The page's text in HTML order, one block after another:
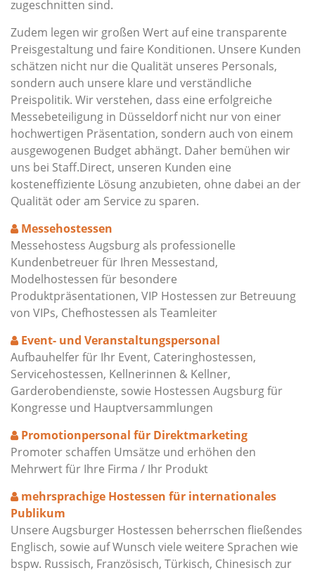
zugeschnitten sind.
Zudem legen wir großen Wert auf eine transparente
Preisgestaltung und faire Konditionen. Unsere Kunden
schätzen nicht nur die Qualität unseres Personals,
sondern auch unsere klare und verständliche
Preispolitik. Wir verstehen, dass eine erfolgreiche
Messebeteiligung in Düsseldorf nicht nur von einer
hochwertigen Präsentation, sondern auch von einem
ausgewogenen Budget abhängt. Daher bemühen wir
uns bei Staff.Direct, unseren Kunden eine
kosteneffiziente Lösung anzubieten, ohne dabei an der
Qualität oder am Service zu sparen.
Messehostessen
Messehostess Augsburg als professionelle
Kundenbetreuer für Ihren Messestand,
Modelhostessen für besondere
Produktpräsentationen, VIP Hostessen zur Betreuung
von VIPs, Chefhostessen als Teamleiter
Event- und Veranstaltungspersonal
Aufbauhelfer für Ihr Event, Cateringhostessen,
Servicehostessen, Kellnerinnen & Kellner,
Garderobendienste, sowie Hostessen Augsburg für
Kongresse und Hauptversammlungen
Promotionpersonal für Direktmarketing
Promoter schaffen Umsätze und erhöhen den
Mehrwert für Ihre Firma / Ihr Produkt
mehrsprachige Hostessen für internationales
Publikum
Unsere Augsburger Hostessen beherrschen fließendes
Englisch, sowie auf Wunsch viele weitere Sprachen wie
bspw. Russisch, Französisch, Türkisch, Chinesisch zur